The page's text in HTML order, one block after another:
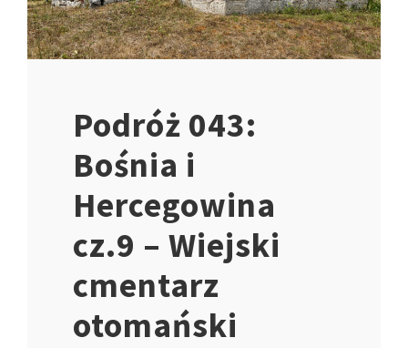
Podróż 043:
Bośnia i
Hercegowina
cz.9 – Wiejski
cmentarz
otomański